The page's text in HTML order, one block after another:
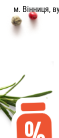
м. Вінниця,